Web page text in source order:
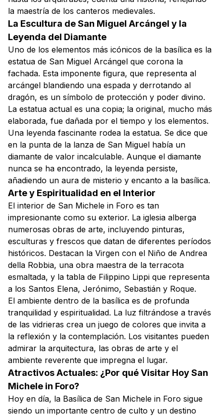
la maestría de los canteros medievales.
La Escultura de San Miguel Arcángel y la
Leyenda del Diamante
Uno de los elementos más icónicos de la basílica es la
estatua de San Miguel Arcángel que corona la
fachada. Esta imponente figura, que representa al
arcángel blandiendo una espada y derrotando al
dragón, es un símbolo de protección y poder divino.
La estatua actual es una copia; la original, mucho más
elaborada, fue dañada por el tiempo y los elementos.
Una leyenda fascinante rodea la estatua. Se dice que
en la punta de la lanza de San Miguel había un
diamante de valor incalculable. Aunque el diamante
nunca se ha encontrado, la leyenda persiste,
añadiendo un aura de misterio y encanto a la basílica.
Arte y Espiritualidad en el Interior
El interior de San Michele in Foro es tan
impresionante como su exterior. La iglesia alberga
numerosas obras de arte, incluyendo pinturas,
esculturas y frescos que datan de diferentes períodos
históricos. Destacan la Virgen con el Niño de Andrea
della Robbia, una obra maestra de la terracota
esmaltada, y la tabla de Filippino Lippi que representa
a los Santos Elena, Jerónimo, Sebastián y Roque.
El ambiente dentro de la basílica es de profunda
tranquilidad y espiritualidad. La luz filtrándose a través
de las vidrieras crea un juego de colores que invita a
la reflexión y la contemplación. Los visitantes pueden
admirar la arquitectura, las obras de arte y el
ambiente reverente que impregna el lugar.
Atractivos Actuales: ¿Por qué Visitar Hoy San
Michele in Foro?
Hoy en día, la Basílica de San Michele in Foro sigue
siendo un importante centro de culto y un destino